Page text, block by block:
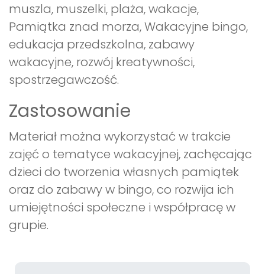
muszla, muszelki, plaża, wakacje,
Pamiątka znad morza, Wakacyjne bingo,
edukacja przedszkolna, zabawy
wakacyjne, rozwój kreatywności,
spostrzegawczość.
Zastosowanie
Materiał można wykorzystać w trakcie
zajęć o tematyce wakacyjnej, zachęcając
dzieci do tworzenia własnych pamiątek
oraz do zabawy w bingo, co rozwija ich
umiejętności społeczne i współpracę w
grupie.